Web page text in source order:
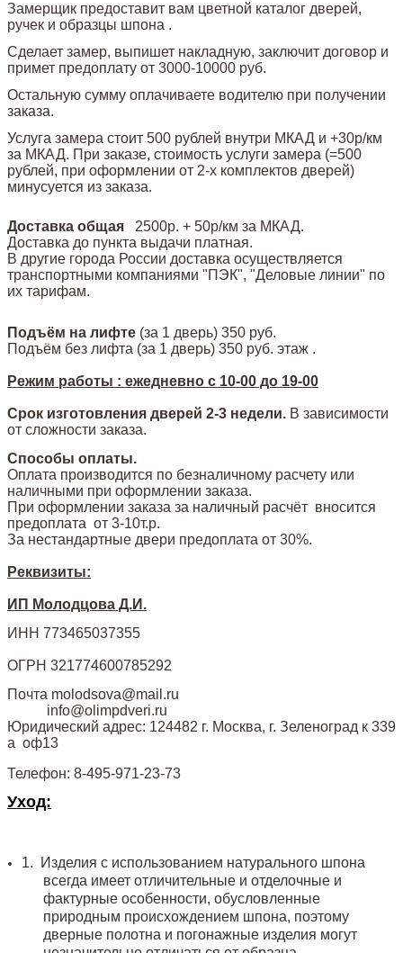
Замерщик предоставит вам цветной каталог дверей,
ручек и образцы шпона .
Сделает замер, выпишет накладную, заключит договор и
примет предоплату от 3000-10000 руб.
Остальную сумму оплачиваете водителю при получении
заказа.
Услуга замера стоит 500 рублей внутри МКАД и +30р/км
за МКАД. При заказе, стоимость услуги замера (=500
рублей, при оформлении от 2-х комплектов дверей)
минусуется из заказа.
Доставка общая
2500р. + 50р/км за МКАД.
Доставка до пункта выдачи платная.
В другие города России доставка осуществляется
транспортными компаниями "ПЭК", "Деловые линии" по
их тарифам.
Подъём на лифте (за 1 дверь) 350 руб.
Подъём без лифта (за 1 дверь) 350 руб. этаж .
Режим работы : ежедневно с 10-00 до 19-00
Срок изготовления дверей 2-3 недели. В зависимости
от сложности заказа.
Способы оплаты.
Оплата производится по безналичному расчету или
наличными при оформлении заказа.
При оформлении заказа за наличный расчёт вносится
предоплата от 3-10т.р.
За нестандартные двери предоплата от 30%.
Реквизиты:
ИП Молодцова Д.И.
ИНН 773465037355
ОГРН 321774600785292
Почта molodsova@mail.ru
info@olimpdveri.ru
Юридический адрес: 124482 г. Москва, г. Зеленоград к 339
а оф13
Телефон: 8-495-971-23-73
Уход:
1.
Изделия с использованием натурального шпона
всегда имеет отличительные и отделочные и
фактурные особенности, обусловленные
природным происхождением шпона, поэтому
дверные полотна и погонажные изделия могут